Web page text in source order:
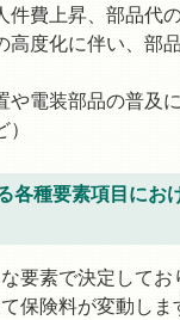
件費上昇、部品代
高度化に伴い、部
や電装部品の普及
各種要素項目にお
要素で決定してお
保険料が変動しま